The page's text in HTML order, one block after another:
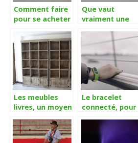
Comment faire
pour se acheter
électrique ?
Que vaut
vraiment une
dans votre
d’explorateur ?
Les meubles
livres, un moyen
efficace
Le bracelet
connecté, pour
activité
quotidienne